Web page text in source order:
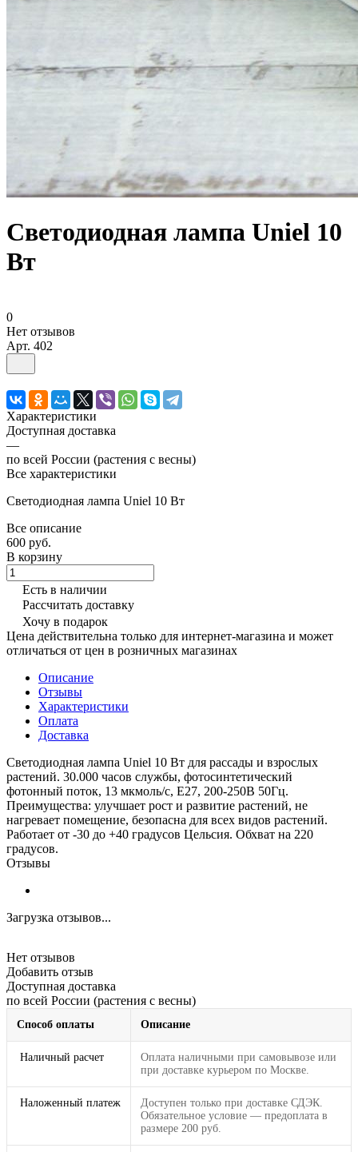
Светодиодная лампа Uniel 10
Вт
0
Нет отзывов
Арт. 402
Характеристики
Доступная доставка
—
по всей России (растения с весны)
Все характеристики
Светодиодная лампа Uniel 10 Вт
Все описание
600 руб.
В корзину
Есть в наличии
Рассчитать доставку
Хочу в подарок
Цена действительна только для интернет-магазина и может
отличаться от цен в розничных магазинах
Описание
Отзывы
Характеристики
Оплата
Доставка
Светодиодная лампа Uniel 10 Вт для рассады и взрослых
растений. 30.000 часов службы, фотосинтетический
фотонный поток, 13 мкмоль/с, Е27, 200-250В 50Гц.
Преимущества: улучшает рост и развитие растений, не
нагревает помещение, безопасна для всех видов растений.
Работает от -30 до +40 градусов Цельсия. Обхват на 220
градусов.
Отзывы
Загрузка отзывов...
Нет отзывов
Добавить отзыв
Доступная доставка
по всей России (растения с весны)
Способ оплаты Описание
Наличный расчет
Оплата наличными при самовывозе или
при доставке курьером по Москве.
Наложенный платеж
Доступен только при доставке СДЭК.
Обязательное условие — предоплата в
размере 200 руб.